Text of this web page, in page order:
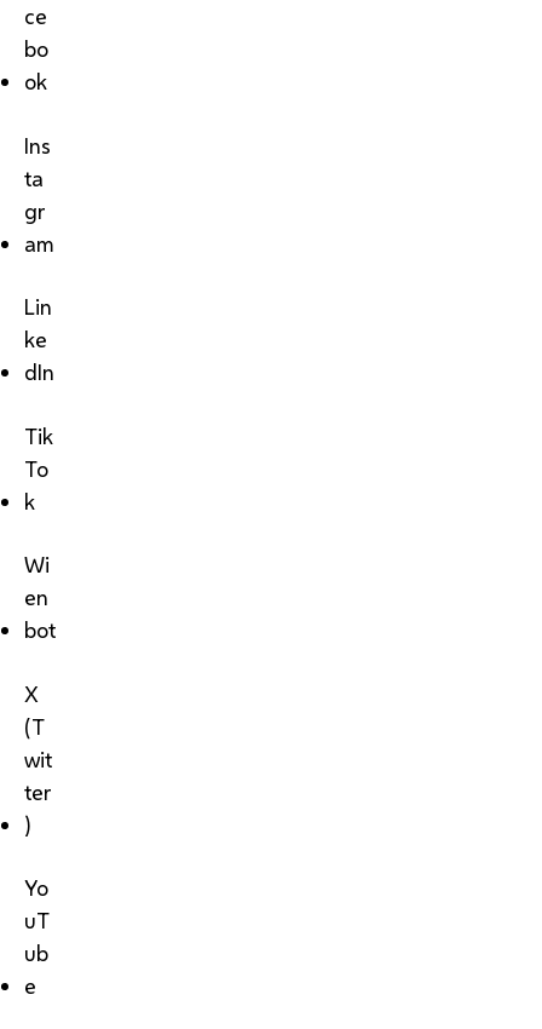
ce
bo
ok
Ins
ta
gr
am
Lin
ke
dIn
Tik
To
k
Wi
en
bot
X
(T
wit
ter
)
Yo
uT
ub
e